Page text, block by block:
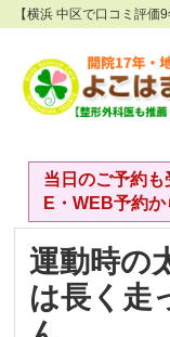
【横浜 中区で口コミ評
当日のご予約
E・WEB予約か
運動時の
は長く走